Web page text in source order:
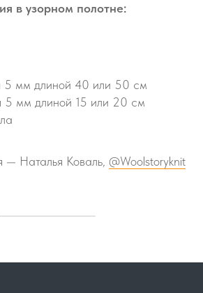
в узорном полотне:
5 мм длиной 40 или 50 см
5 мм длиной 15 или 20 см
Наталья Коваль, @Woolstoryknit